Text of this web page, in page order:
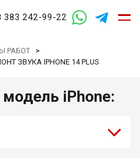
383 242-99-22
РАБОТ >
ЗВУКА IPHONE 14 PLUS
iPhone: